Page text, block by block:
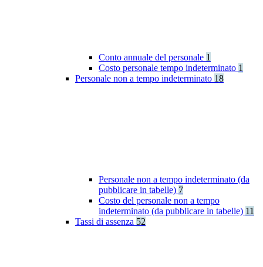
Conto annuale del personale 1
Costo personale tempo indeterminato 1
Personale non a tempo indeterminato 18
Personale non a tempo indeterminato (da
pubblicare in tabelle) 7
Costo del personale non a tempo
indeterminato (da pubblicare in tabelle) 11
Tassi di assenza 52